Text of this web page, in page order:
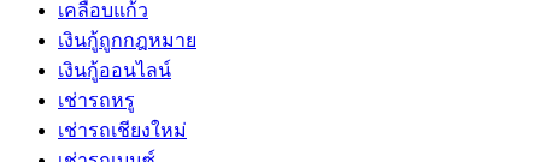
เคลือบแก้ว
เงินกู้ถูกกฎหมาย
เงินกู้ออนไลน์
เช่ารถหรู
เช่ารถเชียงใหม่